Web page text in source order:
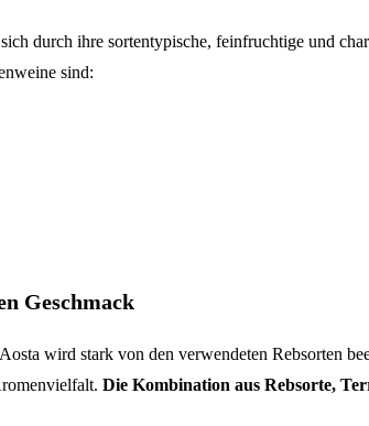
durch ihre sortentypische, feinfruchtige und
sind:
Geschmack
wird stark von den verwendeten Rebsorten
Die Kombination aus Rebsorte,